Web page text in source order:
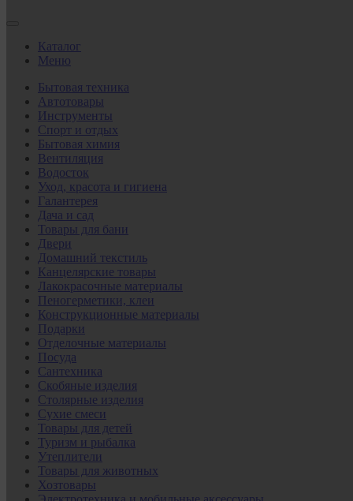
Каталог
Меню
Бытовая техника
Автотовары
Инструменты
Спорт и отдых
Бытовая химия
Вентиляция
Водосток
Уход, красота и гигиена
Галантерея
Дача и сад
Товары для бани
Двери
Домашний текстиль
Канцелярские товары
Лакокрасочные материалы
Пеногерметики, клеи
Конструкционные материалы
Подарки
Отделочные материалы
Посуда
Сантехника
Скобяные изделия
Столярные изделия
Сухие смеси
Товары для детей
Туризм и рыбалка
Утеплители
Товары для животных
Хозтовары